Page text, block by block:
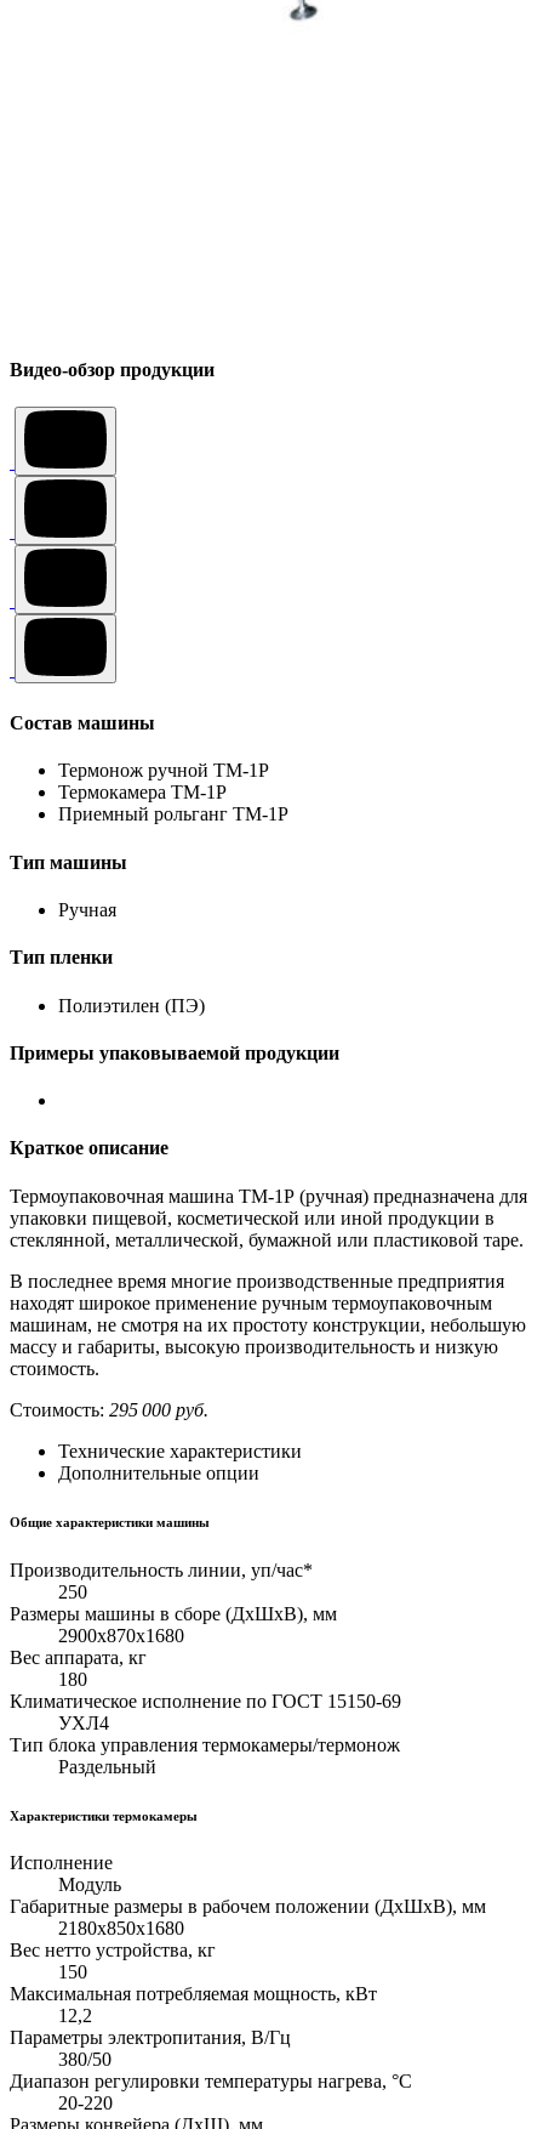
Видео-обзор продукции
Состав машины
Термонож ручной ТМ-1Р
Термокамера ТМ-1Р
Приемный рольганг ТМ-1Р
Тип машины
Ручная
Тип пленки
Полиэтилен (ПЭ)
Примеры упаковываемой продукции
Краткое описание
Термоупаковочная машина ТМ-1Р (ручная) предназначена для
упаковки пищевой, косметической или иной продукции в
стеклянной, металлической, бумажной или пластиковой таре.
В последнее время многие производственные предприятия
находят широкое применение ручным термоупаковочным
машинам, не смотря на их простоту конструкции, небольшую
массу и габариты, высокую производительность и низкую
стоимость.
Стоимость: 295 000 руб.
Технические характеристики
Дополнительные опции
Общие характеристики машины
Производительность линии, уп/час*
250
Размеры машины в сборе (ДхШхВ), мм
2900х870х1680
Вес аппарата, кг
180
Климатическое исполнение по ГОСТ 15150-69
УХЛ4
Тип блока управления термокамеры/термонож
Раздельный
Характеристики термокамеры
Исполнение
Модуль
Габаритные размеры в рабочем положении (ДхШхВ), мм
2180х850х1680
Вес нетто устройства, кг
150
Максимальная потребляемая мощность, кВт
12,2
Параметры электропитания, В/Гц
380/50
Диапазон регулировки температуры нагрева, °С
20-220